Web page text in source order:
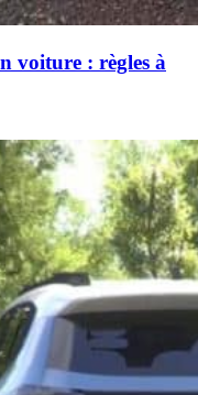
voiture : règles à